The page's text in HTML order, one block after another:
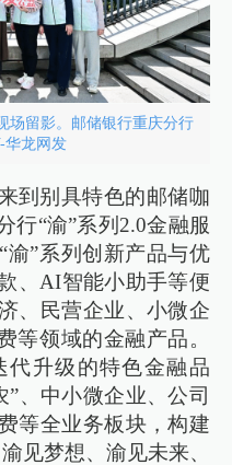
场留影。邮储银行重庆分行
华龙网发
到别具特色的邮储咖
行“渝”系列2.0金融服
”系列创新产品与优
、AI智能小助手等便
、民营企业、小微企
等领域的金融产品。
代升级的特色金融品
”、中小微企业、公司
等全业务板块，构建
见梦想、渝见未来、